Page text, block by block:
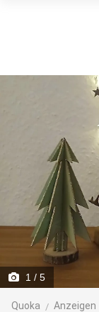
1 / 5
Quoka Anzeigen